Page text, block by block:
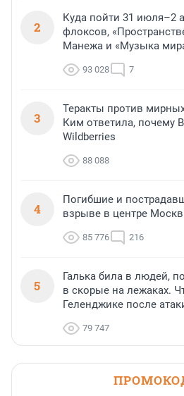
2
Куда пойти 31 июля–2
флоксов,
Манежа и «Музыка
93 028 7
3
Теракты против
Ким ответила, почему
Wildberries
88 088
4
Погибшие и
взрыве в центре
85 776 216
5
Галька била в людей,
в скорые на лежаках.
Геленджике после
79 747